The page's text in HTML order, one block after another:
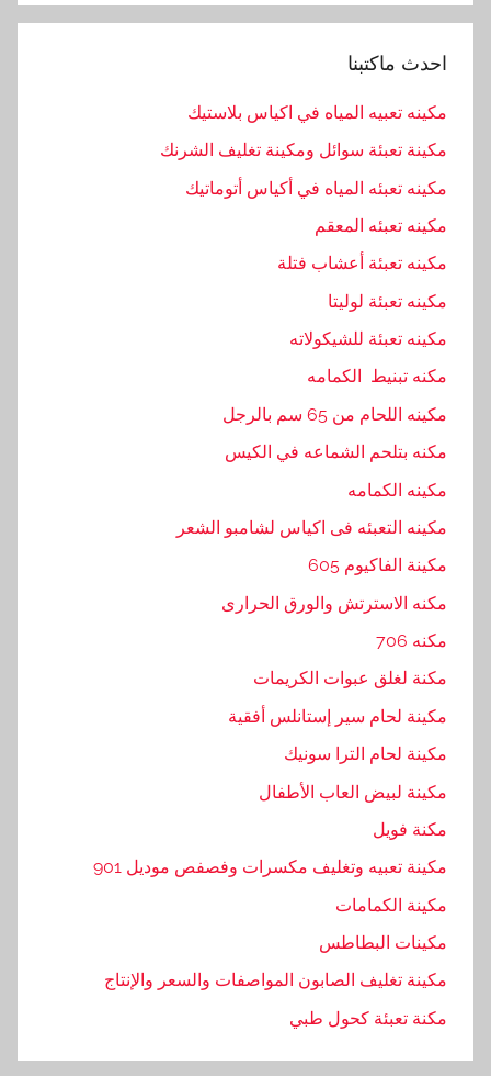
احدث ماكتبنا
مكينه تعبيه المياه في اكياس بلاستيك
مكينة تعبئة سوائل ومكينة تغليف الشرنك
مكينه تعبئه المياه في أكياس أتوماتيك
مكينه تعبئه المعقم
مكينه تعبئة أعشاب فتلة
مكينه تعبئة لوليتا
مكينه تعبئة للشيكولاته
مكنه تبنيط الكمامه
مكينه اللحام من 65 سم بالرجل
مكنه بتلحم الشماعه في الكيس
مكينه الكمامه
مكينه التعبئه فى اكياس لشامبو الشعر
مكينة الفاكيوم 605
مكنه الاسترتش والورق الحرارى
مكنه 706
مكنة لغلق عبوات الكريمات
مكينة لحام سير إستانلس أفقية
مكينة لحام الترا سونيك
مكينة لبيض العاب الأطفال
مكنة فويل
مكينة تعبيه وتغليف مكسرات وفصفص موديل 901
مكينة الكمامات
مكينات البطاطس
مكينة تغليف الصابون المواصفات والسعر والإنتاج
مكنة تعبئة كحول طبي